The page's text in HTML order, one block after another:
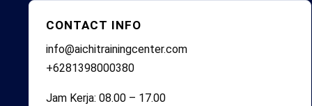
CONTACT INFO
info@aichitrainingcenter.com
+6281398000380
Jam Kerja: 08.00 – 17.00